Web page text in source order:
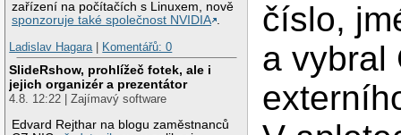
zařízení na počítačích s Linuxem, nově
sponzoruje také společnost NVIDIA .
Ladislav Hagara | Komentářů: 0
SlideRshow, prohlížeč fotek, ale i
jejich organizér a prezentátor
4.8. 12:22 | Zajímavý software
Edvard Rejthar na blogu zaměstnanců
číslo,
a vybral